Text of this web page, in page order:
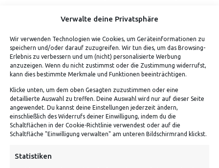
Verwalte deine Privatsphäre
Wir verwenden Technologien wie Cookies, um Geräteinformationen zu
speichern und/oder darauf zuzugreifen. Wir tun dies, um das Browsing-
Erlebnis zu verbessern und um (nicht) personalisierte Werbung
anzuzeigen. Wenn du nicht zustimmst oder die Zustimmung widerrufst,
kann dies bestimmte Merkmale und Funktionen beeinträchtigen.
Klicke unten, um dem oben Gesagten zuzustimmen oder eine
detaillierte Auswahl zu treffen. Deine Auswahl wird nur auf dieser Seite
angewendet. Du kannst deine Einstellungen jederzeit ändern,
einschließlich des Widerrufs deiner Einwilligung, indem du die
Schaltflächen in der Cookie-Richtlinie verwendest oder auf die
Schaltfläche "Einwilligung verwalten" am unteren Bildschirmrand klickst.
Statistiken
ADRESSE
Von Tiling GmbH
Kontakt: Mo - Fr von 10:00 bis 18:00 Uhr